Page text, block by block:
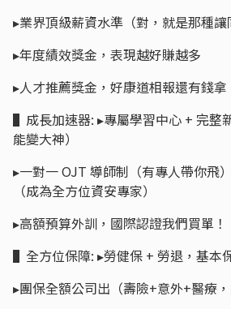
▸業界頂級薪資水準（對，就是那種讓
▸年度績效獎金，表現越好賺越多
▸人才推薦獎金，好康道相報還有錢拿
▌成長加速器: ▸專屬學習中心 + 完整
能變大神）
▸一對一 OJT 導師制（有專人帶你飛
（成為全方位資安專家）
▸高額預算外訓，國際認證我們買單！
▌全方位保障: ▸勞健保 + 勞退，基本
▸團保全額公司出（壽險+意外+醫療，